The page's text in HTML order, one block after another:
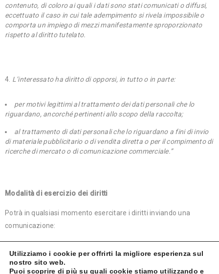
contenuto, di coloro ai quali i dati sono stati comunicati o diffusi,
eccettuato il caso in cui tale adempimento si rivela impossibile o
comporta un impiego di mezzi manifestamente sproporzionato
rispetto al diritto tutelato.
L’interessato ha diritto di opporsi, in tutto o in parte:
per motivi legittimi al trattamento dei dati personali che lo
riguardano, ancorché pertinenti allo scopo della raccolta;
al trattamento di dati personali che lo riguardano a fini di invio
di materiale pubblicitario o di vendita diretta o per il compimento di
ricerche di mercato o di comunicazione commerciale.”
Modalità di esercizio dei diritti
Potrà in qualsiasi momento esercitare i diritti inviando una
comunicazione:
oppure via posta A.R., a: Gomme 24 Srl, Via Piscopia 20 –80059
Utilizziamo i cookie per offrirti la migliore esperienza sul
nostro sito web.
Puoi scoprire di più su quali cookie stiamo utilizzando e